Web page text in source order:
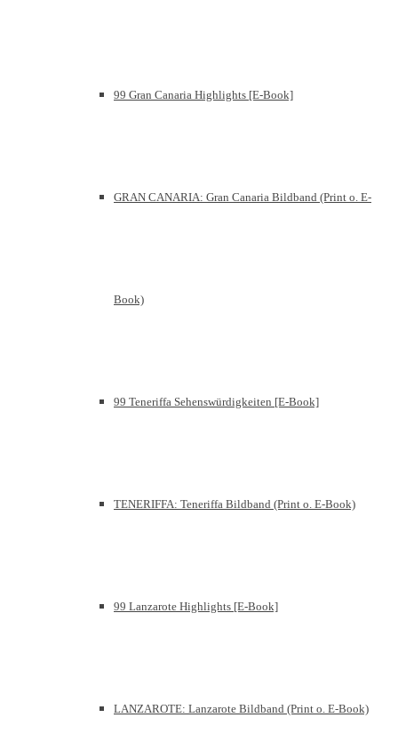
99 Gran Canaria Highlights [E-Book]
GRAN CANARIA: Gran Canaria Bildband (Print o. E-
Book)
99 Teneriffa Sehenswürdigkeiten [E-Book]
TENERIFFA: Teneriffa Bildband (Print o. E-Book)
99 Lanzarote Highlights [E-Book]
LANZAROTE: Lanzarote Bildband (Print o. E-Book)